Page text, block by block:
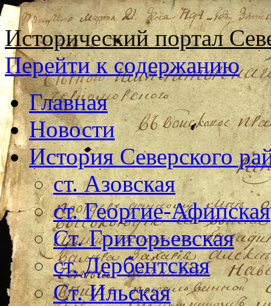
Исторический портал
Перейти к содержанию
Главная
Новости
История Северского
ст. Азовская
ст. Георгие-Афипская
Ст. Григорьевская
ст. Дербентская
Ст. Ильская